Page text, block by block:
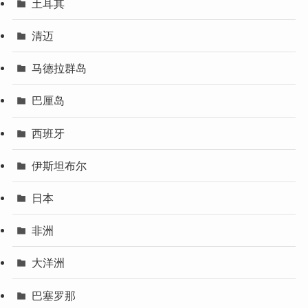
土耳其
清迈
马德拉群岛
巴厘岛
西班牙
伊斯坦布尔
日本
非洲
大洋洲
巴塞罗那